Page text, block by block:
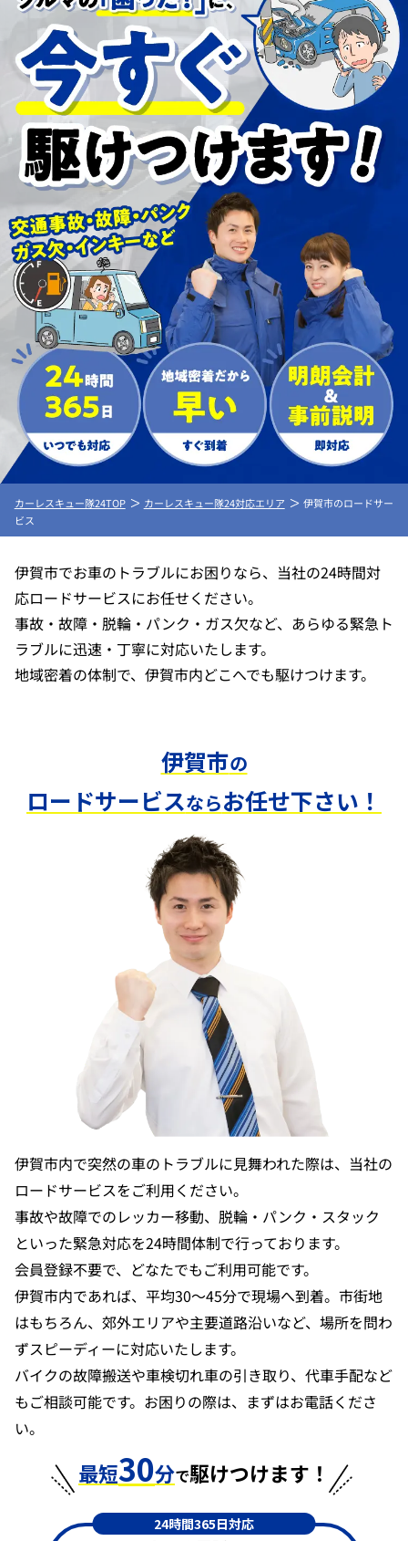
カーレスキュー隊24TOP カーレスキュー隊24対応エリア
伊賀市のロードサー
ビス
伊賀市でお車のトラブルにお困りなら、当社の24時間対
応ロードサービスにお任せください。
事故・故障・脱輪・パンク・ガス欠など、あらゆる緊急ト
ラブルに迅速・丁寧に対応いたします。
地域密着の体制で、伊賀市内どこへでも駆けつけます。
伊賀市の
ロードサービスならお任せ下さい！
伊賀市内で突然の車のトラブルに見舞われた際は、当社の
ロードサービスをご利用ください。
事故や故障でのレッカー移動、脱輪・パンク・スタック
といった緊急対応を24時間体制で行っております。
会員登録不要で、どなたでもご利用可能です。
伊賀市内であれば、平均30〜45分で現場へ到着。市街地
はもちろん、郊外エリアや主要道路沿いなど、場所を問わ
ずスピーディーに対応いたします。
バイクの故障搬送や車検切れ車の引き取り、代車手配など
もご相談可能です。お困りの際は、まずはお電話くださ
い。
最短30分で駆けつけます！
24時間365日対応